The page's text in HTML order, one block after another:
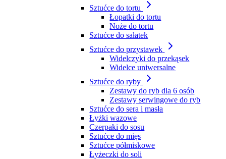
Sztućce do tortu
Łopatki do tortu
Noże do tortu
Sztućce do sałatek
Sztućce do przystawek
Widelczyki do przekąsek
Widelce uniwersalne
Sztućce do ryby
Zestawy do ryb dla 6 osób
Zestawy serwingowe do ryb
Sztućce do sera i masła
Łyżki wazowe
Czerpaki do sosu
Sztućce do mięs
Sztućce półmiskowe
Łyżeczki do soli